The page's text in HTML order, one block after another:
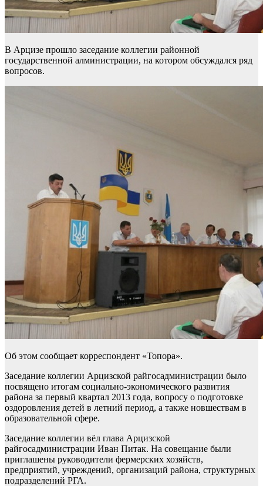
В Арцизе прошло заседание коллегии районной
государственной алминистрации, на котором обсуждался ряд
вопросов.
Об этом сообщает корреспондент «Топора».
Заседание коллегии Арцизской райгосадминистрации было
посвящено итогам социально-экономического развития
района за первый квартал 2013 года, вопросу о подготовке
оздоровления детей в летний период, а также новшествам в
образовательной сфере.
Заседание коллегии вёл глава Арцизской
райгосадминистрации Иван Питак. На совещание были
приглашены руководители фермерских хозяйств,
предприятий, учреждений, организаций района, структурных
подразделений РГА.